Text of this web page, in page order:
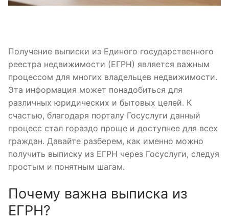
Получение выписки из Единого государственного
реестра недвижимости (ЕГРН) является важным
процессом для многих владельцев недвижимости.
Эта информация может понадобиться для
различных юридических и бытовых целей. К
счастью, благодаря порталу Госуслуги данный
процесс стал гораздо проще и доступнее для всех
граждан. Давайте разберем, как именно можно
получить выписку из ЕГРН через Госуслуги, следуя
простым и понятным шагам.
Почему важна выписка из
ЕГРН?